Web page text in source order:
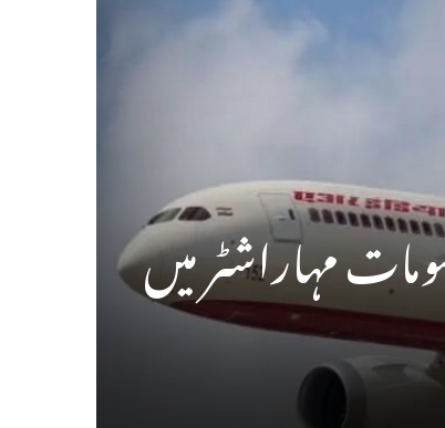
مہاراشٹر میں